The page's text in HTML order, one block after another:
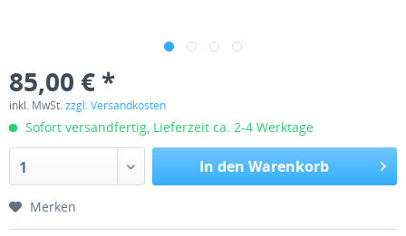
85,00 € *
inkl. MwSt.zzgl. Versandkosten
Sofort versandfertig, Lieferzeit ca. 2-4 Werktage
1 In den Warenkorb
Merken